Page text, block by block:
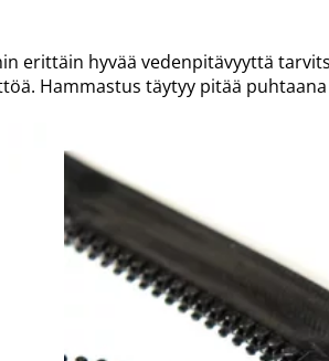
erittäin hyvää vedenpitävyyttä
Hammastus täytyy pitää